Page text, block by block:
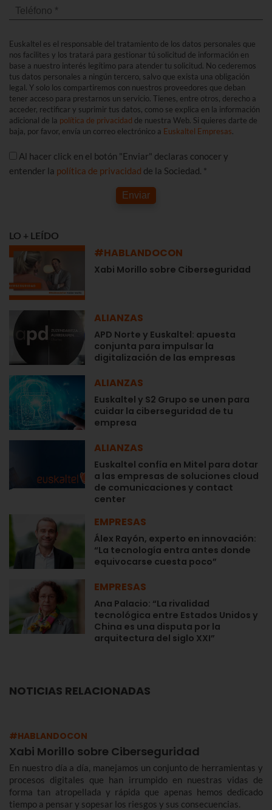
Euskaltel es el responsable del tratamiento de los datos personales que
nos facilites y los tratará para gestionar tú solicitud de información en
base a nuestro interés legítimo para atender tu solicitud. No cederemos
tus datos personales a ningún tercero, salvo que exista una obligación
legal. Y solo los compartiremos con nuestros proveedores que deban
tener acceso para prestarnos un servicio. Tienes, entre otros, derecho a
acceder, rectificar y suprimir tus datos, como se explica en la información
adicional de la política de privacidad de nuestra Web. Si quieres darte de
baja, por favor, envía un correo electrónico a Euskaltel Empresas.
Al hacer click en el botón "Enviar" declaras conocer y
entender la política de privacidad de la Sociedad. *
Enviar
LO + LEÍDO
#HABLANDOCON
Xabi Morillo sobre Ciberseguridad
ALIANZAS
APD Norte y Euskaltel: apuesta
conjunta para impulsar la
digitalización de las empresas
ALIANZAS
Euskaltel y S2 Grupo se unen para
cuidar la ciberseguridad de tu
empresa
ALIANZAS
Euskaltel confía en Mitel para dotar
a las empresas de soluciones cloud
de comunicaciones y contact
center
EMPRESAS
Álex Rayón, experto en innovación:
“La tecnología entra antes donde
equivocarse cuesta poco”
EMPRESAS
Ana Palacio: “La rivalidad
tecnológica entre Estados Unidos y
China es una disputa por la
arquitectura del siglo XXI”
NOTICIAS RELACIONADAS
#HABLANDOCON
Xabi Morillo sobre Ciberseguridad
En nuestro día a día, manejamos un conjunto de herramientas y
procesos digitales que han irrumpido en nuestras vidas de
forma tan atropellada y rápida que apenas hemos dedicado
tiempo a pensar y sopesar los riesgos y sus consecuencias.